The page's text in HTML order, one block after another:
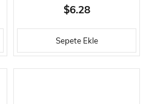
ÇITA- DARK BROWN SAPELLY-
2X2X1000 MM-10 ADET
$6.28
Sepete Ekle